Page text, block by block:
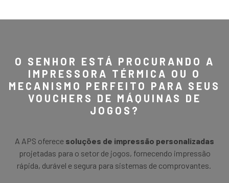
O SENHOR ESTÁ PROCURANDO A
IMPRESSORA TÉRMICA OU O
MECANISMO PERFEITO PARA SEUS
VOUCHERS DE MÁQUINAS DE
JOGOS?
A APS oferece soluções de impressão personalizadas
projetadas para o setor de jogos, fornecendo impressão
rápida, durável e segura para sistemas de comprovantes.